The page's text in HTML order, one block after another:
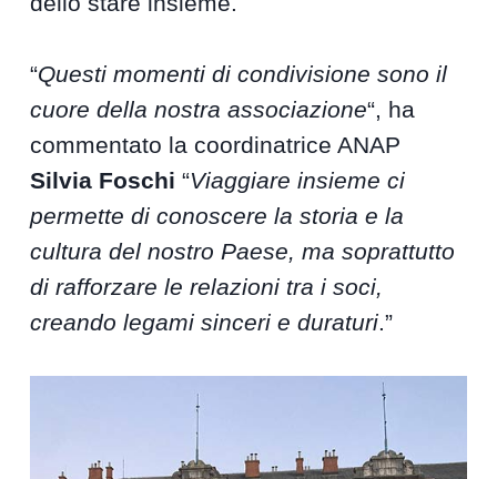
“Questi momenti di condivisione sono il
cuore della nostra associazione“, ha
commentato la coordinatrice ANAP
Silvia Foschi “Viaggiare insieme ci
permette di conoscere la storia e la
cultura del nostro Paese, ma soprattutto
di rafforzare le relazioni tra i soci,
creando legami sinceri e duraturi.”